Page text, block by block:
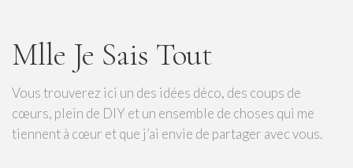
Mlle Je Sais Tout
Vous trouverez ici un des idées déco, des coups de
cœurs, plein de DIY et un ensemble de choses qui me
tiennent à cœur et que j’ai envie de partager avec vous.